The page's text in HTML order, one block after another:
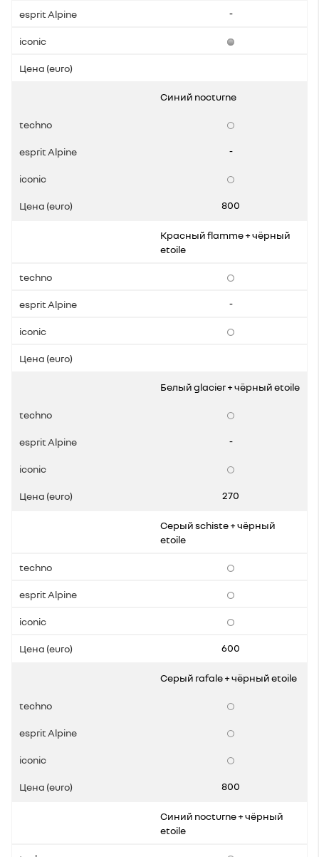
-
Синий nocturne
-
800
Красный flamme + чёрный
etoile
-
Белый glacier + чёрный etoile
-
270
Серый schiste + чёрный
etoile
600
Серый rafale + чёрный etoile
800
Синий nocturne + чёрный
etoile